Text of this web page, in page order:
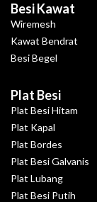
Besi Kawat
Wiremesh
Kawat Bendrat
Besi Begel
Plat Besi
Plat Besi Hitam
Plat Kapal
Plat Bordes
Plat Besi Galvanis
Plat Lubang
Plat Besi Putih